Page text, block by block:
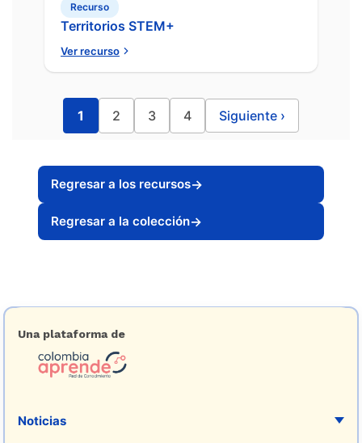
Recurso
Territorios STEM+
Ver recurso
1 2 3 4 Siguiente ›
Regresar a los recursos→
Regresar a la colección→
Una plataforma de
Noticias